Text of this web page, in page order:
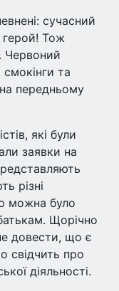
сучасний
герой! Тож
Червоний
смокінги та
на передньому
які були
заявки на
різні
можна було
Щорічно
довести, що є
свідчить про
діяльності.